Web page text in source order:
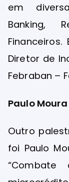
em
Banking,
Diretor de
Febraban –
Paulo Moura
Outro
foi Paulo